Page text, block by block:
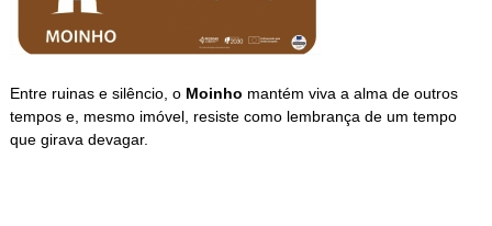
Entre ruinas e silêncio, o Moinho mantém viva a alma de outros
tempos e, mesmo imóvel, resiste como lembrança de um tempo
que girava devagar.